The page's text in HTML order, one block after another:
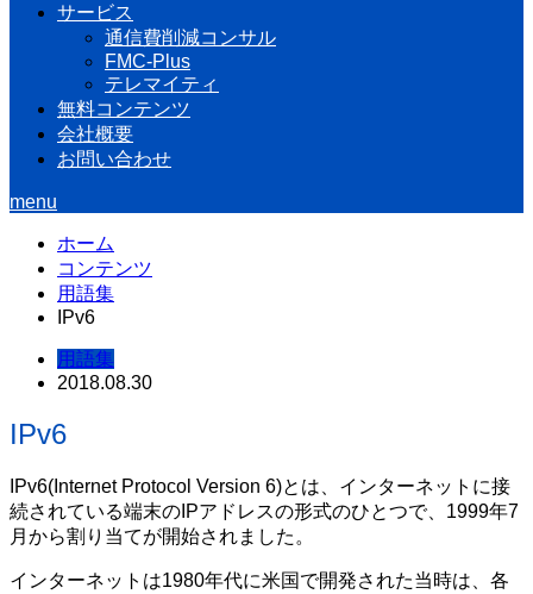
サービス
通信費削減コンサル
FMC-Plus
テレマイティ
無料コンテンツ
会社概要
お問い合わせ
menu
ホーム
コンテンツ
用語集
IPv6
用語集
2018.08.30
IPv6
IPv6(Internet Protocol Version 6)とは、インターネットに接
続されている端末のIPアドレスの形式のひとつで、1999年7
月から割り当てが開始されました。
インターネットは1980年代に米国で開発された当時は、各